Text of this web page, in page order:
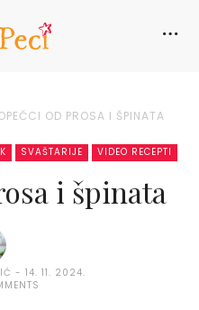
OD PROSA I ŠPINATA
SVAŠTARIJE VIDEO RECEPTI
i špinata
14. 11. 2024.